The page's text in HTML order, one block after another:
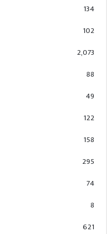
134
102
2,073
88
49
122
158
295
74
8
621